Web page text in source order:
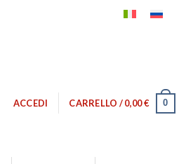
ACCEDI CARRELLO /0,00€ 0